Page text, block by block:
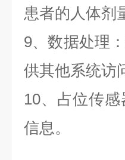
患者的人体剂
9、数据处理
供其他系统访
10、占位传
信息。